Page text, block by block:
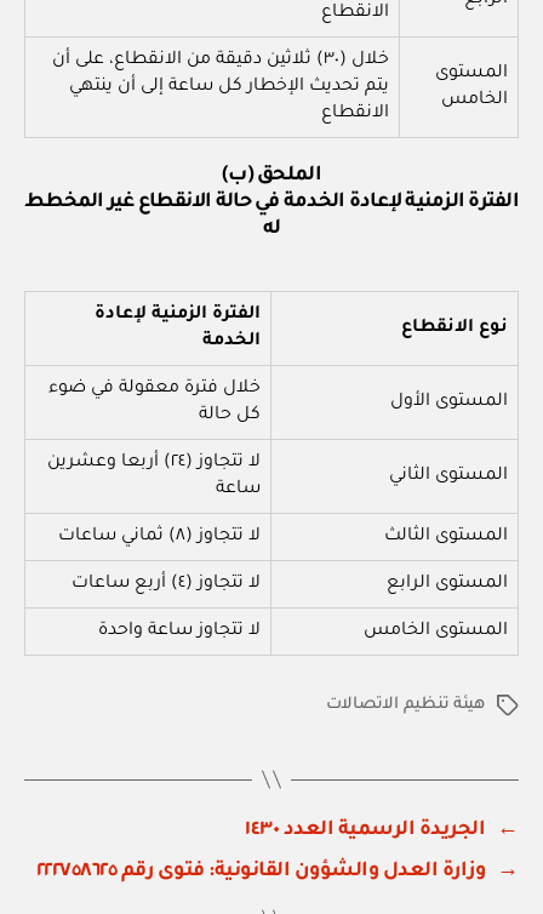
الانقطاع
المستوى
الخامس
خلال (٣٠) ثلاثين دقيقة من الانقطاع، على أن
يتم تحديث الإخطار كل ساعة إلى أن ينتهي
الانقطاع
الملحق (ب)
الفترة الزمنية لإعادة الخدمة في حالة الانقطاع غير المخطط
له
نوع الانقطاع
الفترة الزمنية لإعادة
الخدمة
المستوى الأول
خلال فترة معقولة في ضوء
كل حالة
المستوى الثاني
لا تتجاوز (٢٤) أربعا وعشرين
ساعة
المستوى الثالث لا تتجاوز (٨) ثماني ساعات
المستوى الرابع لا تتجاوز (٤) أربع ساعات
المستوى الخامس لا تتجاوز ساعة واحدة
الوسومهيئة تنظيم الاتصالات
←
الجريدة الرسمية العدد ١٤٣٠
→
وزارة العدل والشؤون القانونية: فتوى رقم ٢٢٢٧٥٨٦٢٥